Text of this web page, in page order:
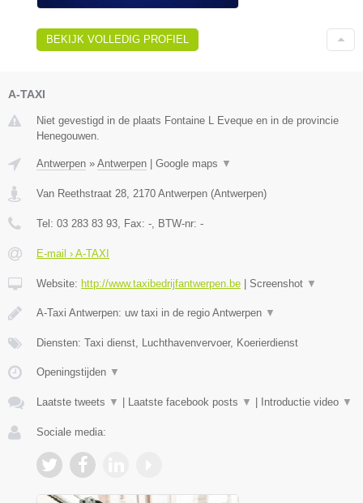
BEKIJK VOLLEDIG PROFIEL
A-TAXI
Niet gevestigd in de plaats Fontaine L Eveque en in de provincie
Henegouwen.
Antwerpen » Antwerpen Google maps ▼
Van Reethstraat 28, 2170 Antwerpen (Antwerpen)
Tel: 03 283 83 93, Fax: -, BTW-nr: -
E-mail › A-TAXI
Website: http://www.taxibedrijfantwerpen.be Screenshot ▼
A-Taxi Antwerpen: uw taxi in de regio Antwerpen ▼
Diensten: Taxi dienst, Luchthavenvervoer, Koerierdienst
Openingstijden ▼
Laatste tweets ▼ Laatste facebook posts ▼ Introductie video ▼
Sociale media: